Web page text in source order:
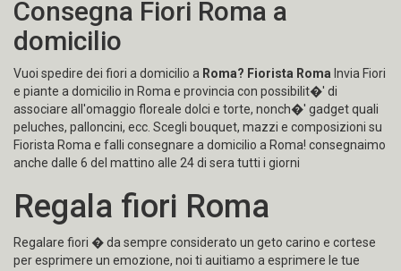
Consegna Fiori Roma a
domicilio
Vuoi spedire dei fiori a domicilio aRoma?Fiorista RomaInvia Fiori
e piante a domicilio in Roma e provincia con possibilit�' di
associare all'omaggio floreale dolci e torte, nonch�' gadget quali
peluches, palloncini, ecc. Scegli bouquet, mazzi e composizioni su
Fiorista Roma e falli consegnare a domicilio a Roma! consegnaimo
Regala fiori Roma
Regalare fiori � da sempre considerato un geto carino e cortese